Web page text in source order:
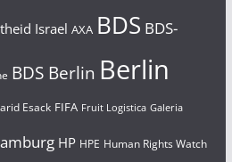
Israel AXA BDS BDS-
BDS Berlin Berlin
Esack FIFA Fruit Logistica Galeria
HP HPE Human Rights Watch